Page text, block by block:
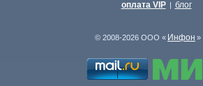
оплата VIP | блог
© 2008-2026 ООО « Инфон »